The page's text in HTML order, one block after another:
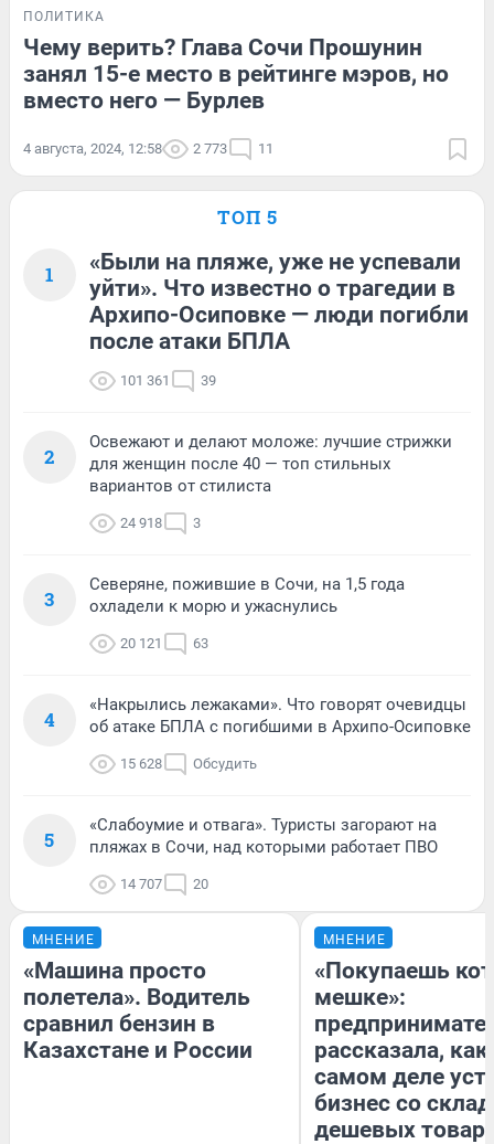
ПОЛИТИКА
Чему верить? Глава Сочи Прошунин
занял 15-е место в рейтинге мэров, но
вместо него — Бурлев
4 августа, 2024, 12:58 2 773 11
ТОП 5
1
«Были на пляже, уже не успевали
уйти». Что известно о трагедии в
Архипо-Осиповке — люди погибли
после атаки БПЛА
101 361 39
2
Освежают и делают моложе: лучшие стрижки
для женщин после 40 — топ стильных
вариантов от стилиста
24 918 3
3
Северяне, пожившие в Сочи, на 1,5 года
охладели к морю и ужаснулись
20 121 63
4
«Накрылись лежаками». Что говорят очевидцы
об атаке БПЛА с погибшими в Архипо-Осиповке
15 628 Обсудить
5
«Слабоумие и отвага». Туристы загорают на
пляжах в Сочи, над которыми работает ПВО
14 707 20
МНЕНИЕ
«Машина просто
полетела». Водитель
сравнил бензин в
Казахстане и России
МНЕНИЕ
«Покупаешь
мешке»:
рассказала, как
самом деле
бизнес со
дешевых